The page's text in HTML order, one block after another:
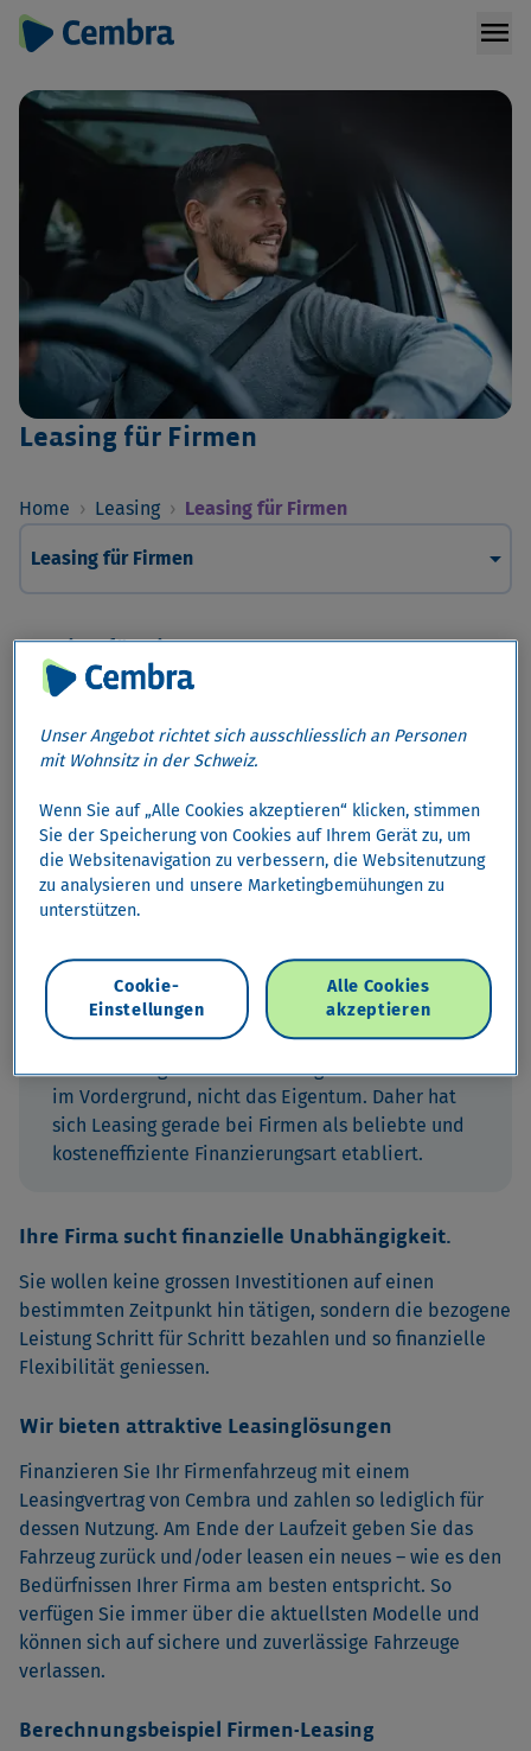
menu
Leasing für Firmen
Home › Leasing › Leasing für Firmen
arrow_drop_down
Leasing für Firmen
Leasing für Firmen
finanziert.
Beim Leasing steht die Nutzung eines Produkts
im Vordergrund, nicht das Eigentum. Daher hat
sich Leasing gerade bei Firmen als beliebte und
kosteneffiziente Finanzierungsart etabliert.
Ihre Firma sucht finanzielle Unabhängigkeit.
Sie wollen keine grossen Investitionen auf einen
bestimmten Zeitpunkt hin tätigen, sondern die bezogene
Leistung Schritt für Schritt bezahlen und so finanzielle
Flexibilität geniessen.
Wir bieten attraktive Leasinglösungen
Finanzieren Sie Ihr Firmenfahrzeug mit einem
Leasingvertrag von Cembra und zahlen so lediglich für
dessen Nutzung. Am Ende der Laufzeit geben Sie das
Fahrzeug zurück und/oder leasen ein neues – wie es den
Bedürfnissen Ihrer Firma am besten entspricht. So
verfügen Sie immer über die aktuellsten Modelle und
können sich auf sichere und zuverlässige Fahrzeuge
verlassen.
Berechnungsbeispiel Firmen-Leasing
Unser Angebot richtet sich ausschliesslich an Personen
mit Wohnsitz in der Schweiz.
Wenn Sie auf „Alle Cookies akzeptieren“ klicken, stimmen
Sie der Speicherung von Cookies auf Ihrem Gerät zu, um
die Websitenavigation zu verbessern, die Websitenutzung
zu analysieren und unsere Marketingbemühungen zu
unterstützen.
Alle Cookies
akzeptieren
Cookie-
Einstellungen